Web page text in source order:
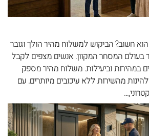
חשוב? הביקוש למשלוח מהיר הולך וגובר
בעולם המסחר המקוון. אנשים מצפים לקבל
במהירות וביעילות. משלוח מהיר מספק
מהשירות ללא עיכובים מיותרים. עם